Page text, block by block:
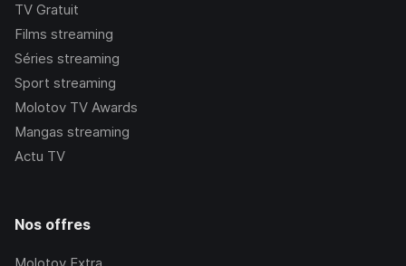
TV Gratuit
Films streaming
Séries streaming
Sport streaming
Molotov TV Awards
Mangas streaming
Actu TV
Nos offres